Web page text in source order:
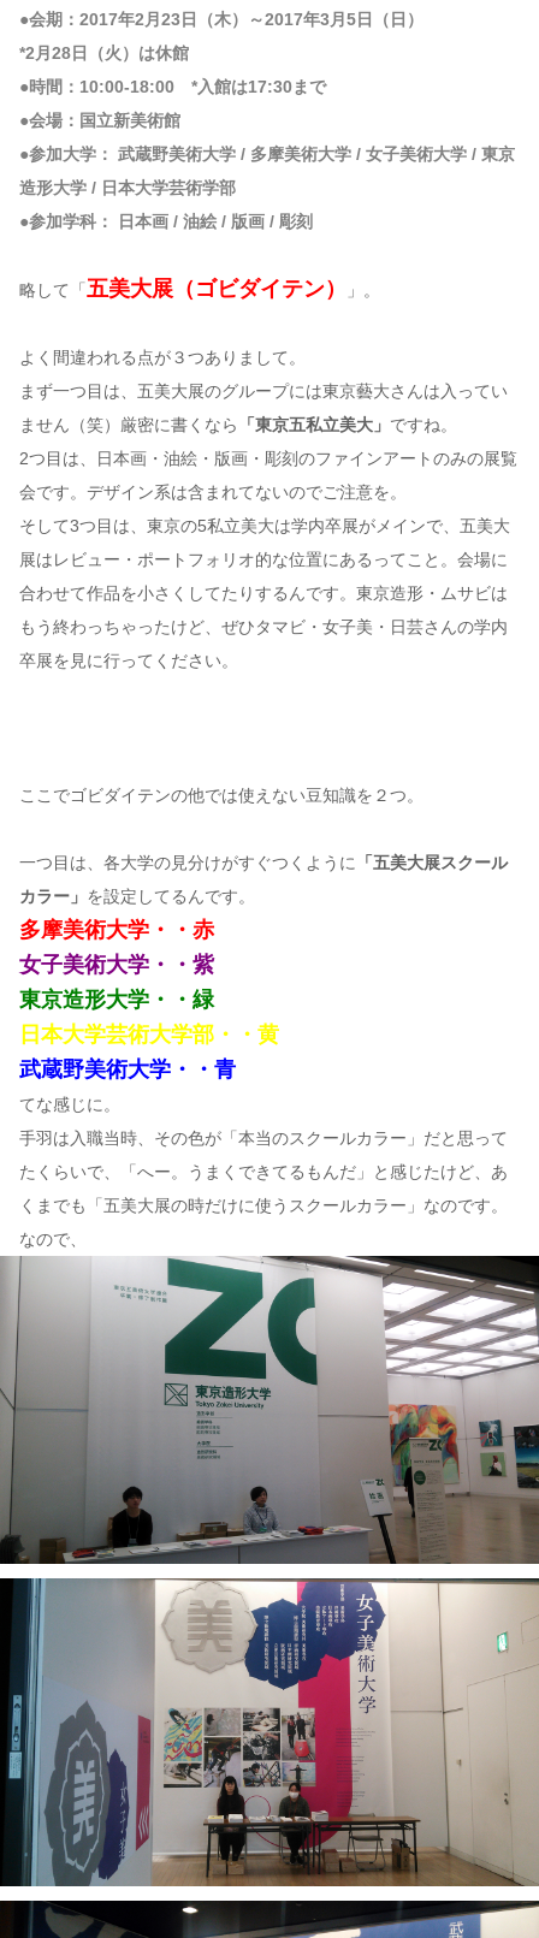
●会期：2017年2月23日（木）～2017年3月5日（日）
*2月28日（火）は休館
●時間：10:00-18:00 *入館は17:30まで
●会場：国立新美術館
●参加大学： 武蔵野美術大学 / 多摩美術大学 / 女子美術大学 / 東京
造形大学 / 日本大学芸術学部
●参加学科： 日本画 / 油絵 / 版画 / 彫刻
略して「 五美大展（ゴビダイテン） 」。
よく間違われる点が３つありまして。
まず一つ目は、五美大展のグループには東京藝大さんは入ってい
ません（笑）厳密に書くなら
「東京五私立美大」 ですね。
2つ目は、日本画・油絵・版画・彫刻のファインアートのみの展覧
会です。デザイン系は含まれてないのでご注意を。
そして3つ目は、東京の5私立美大は学内卒展がメインで、五美大
展はレビュー・ポートフォリオ的な位置にあるってこと。会場に
合わせて作品を小さくしてたりするんです。東京造形・ムサビは
もう終わっちゃったけど、ぜひタマビ・女子美・日芸さんの学内
卒展を見に行ってください。
ここでゴビダイテンの他では使えない豆知識を２つ。
一つ目は、各大学の見分けがすぐつくように 「五美大展スクール
カラー」 を設定してるんです。
多摩美術大学・・赤
女子美術大学・・紫
東京造形大学・・緑
日本大学芸術大学部・・黄
武蔵野美術大学・・青
てな感じに。
手羽は入職当時、その色が「本当のスクールカラー」だと思って
たくらいで、「へー。うまくできてるもんだ」と感じたけど、あ
くまでも「五美大展の時だけに使うスクールカラー」なのです。
なので、